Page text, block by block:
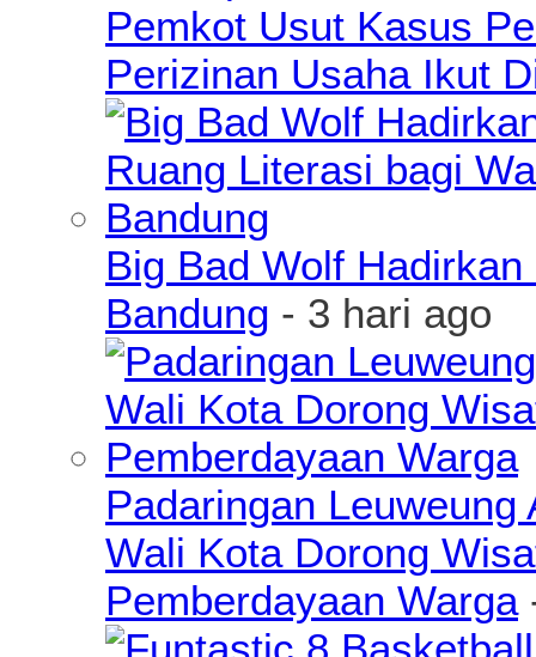
Pemkot Usut Kasus
Perizinan Usaha Ikut
Big Bad Wolf
Bandung - 3 hari ago
Padaringan
Wali Kota Dorong
Pemberdayaan Warga